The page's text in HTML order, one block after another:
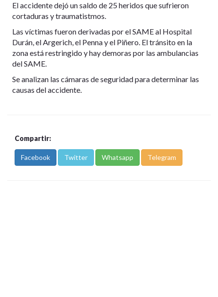
El accidente dejó un saldo de 25 heridos que sufrieron
cortaduras y traumatistmos.
Las víctimas fueron derivadas por el SAME al Hospital
Durán, el Argerich, el Penna y el Piñero. El tránsito en la
zona está restringido y hay demoras por las ambulancias
del SAME.
Se analizan las cámaras de seguridad para determinar las
causas del accidente.
Compartir:
Facebook Twitter Whatsapp Telegram